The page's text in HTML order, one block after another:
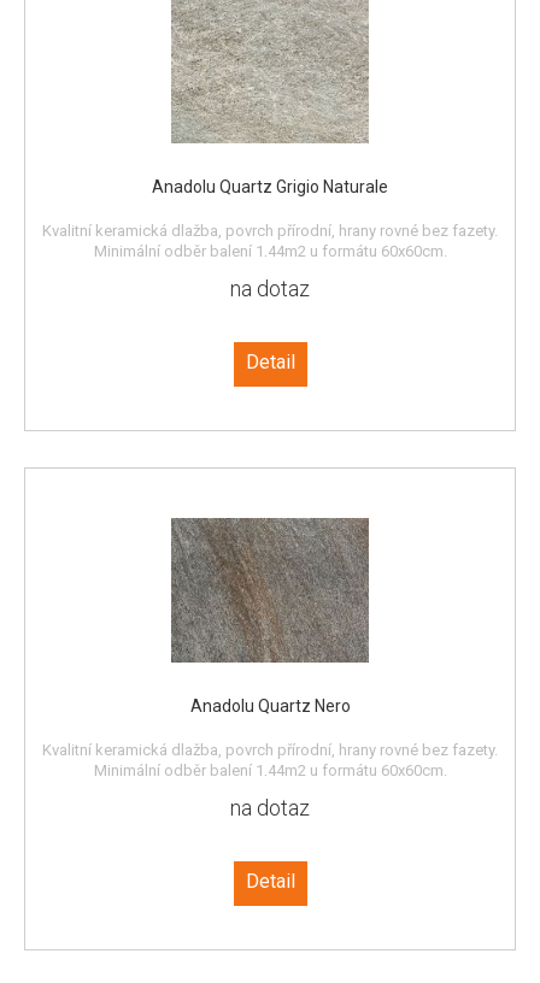
Anadolu Quartz Grigio Naturale
Kvalitní keramická dlažba, povrch přírodní, hrany rovné bez fazety.
Minimální odběr balení 1,44m2 u formátu 60x60cm.
na dotaz
Detail
Anadolu Quartz Nero
Kvalitní keramická dlažba, povrch přírodní, hrany rovné bez fazety.
Minimální odběr balení 1,44m2 u formátu 60x60cm.
na dotaz
Detail